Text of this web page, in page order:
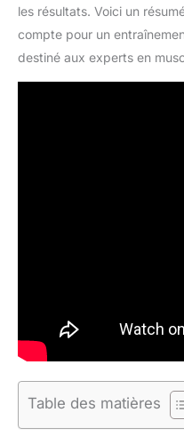
les résultats. Voici un
compte pour un
destiné aux experts en
Table des matières